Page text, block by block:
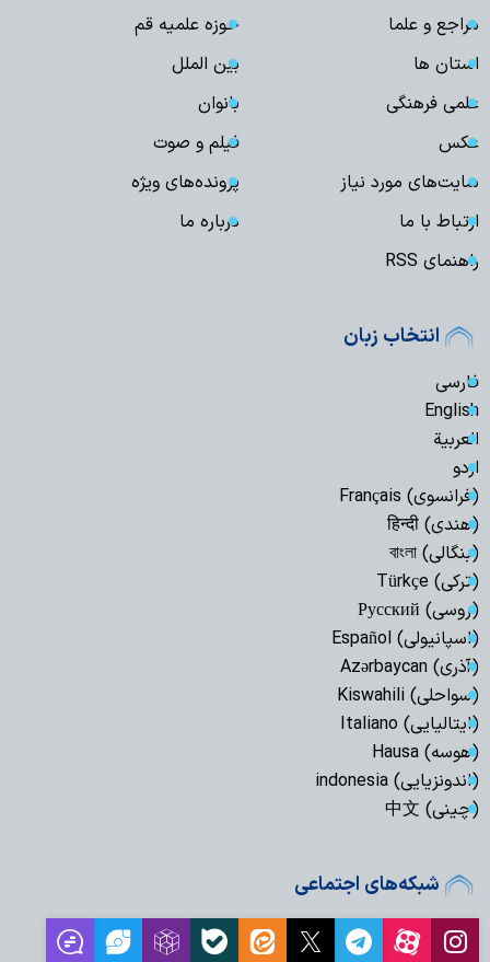
مراجع و علما
حوزه علمیه قم
استان ها
بین الملل
علمی فرهنگی
بانوان
عکس
فیلم و صوت
سایت‌های مورد نیاز
پرونده‌های ویژه
ارتباط با ما
درباره ما
راهنمای RSS
انتخاب زبان
فارسی
English
العربیة
اردو
(فرانسوی) Français
(هندی) हिन्दी
(بنگالی) বাংলা
(ترکی) Türkçe
(روسی) Русский
(اسپانیولی) Español
(آذری) Azərbaycan
(سواحلی) Kiswahili
(ایتالیایی) Italiano
(هوسه) Hausa
(اندونزیایی) indonesia
(چینی) 中文
شبکه‌های اجتماعی